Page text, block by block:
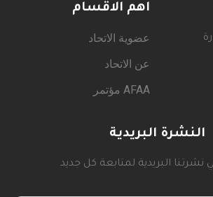
اهم الاقسام
عضوية الاتحاد
عن الاتحاد
AFAA مؤتمر
النشرة البريدية
البريدية لمتابعة كل جديد